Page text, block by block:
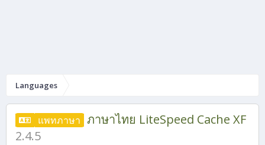
Languages
แพทภาษา ภาษาไทย LiteSpeed Cache XF
2.4.5